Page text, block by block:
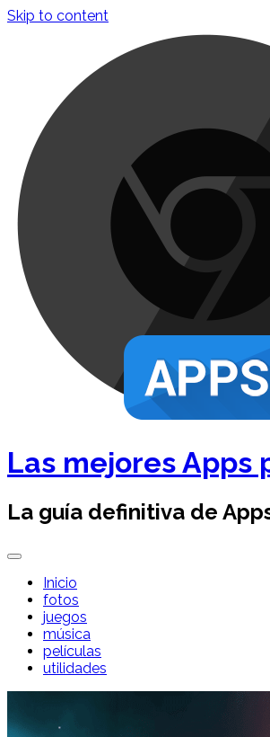
Skip to content
Las mejores Apps
La guía definitiva de
Inicio
fotos
juegos
música
películas
utilidades